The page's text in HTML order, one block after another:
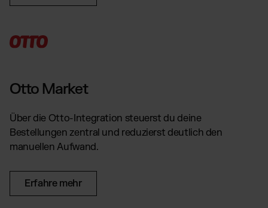
Otto Market
Über die Otto-Integration steuerst du deine
Bestellungen zentral und reduzierst deutlich den
manuellen Aufwand.
Erfahre mehr